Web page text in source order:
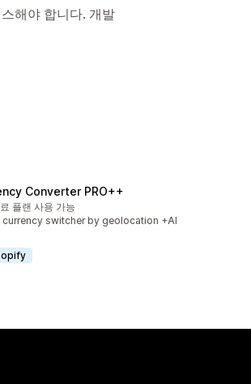
해야 합니다. 개발
Converter PRO++
플랜 사용 가능
switcher by geolocation +AI